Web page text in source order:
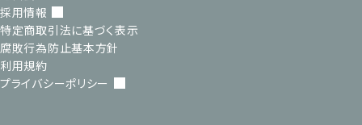
採用情報
特定商取引法に基づく表示
腐敗行為防止基本方針
利用規約
プライバシーポリシー